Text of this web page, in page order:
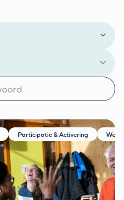
Participatie & Activering